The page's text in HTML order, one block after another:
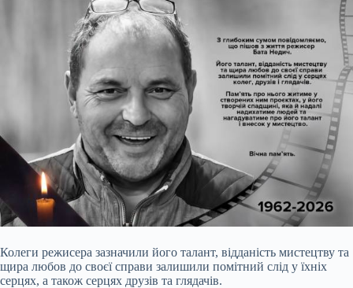
Колеги режисера зазначили його талант, відданість мистецтву та
щира любов до своєї справи залишили помітний слід у їхніх
серцях, а також серцях друзів та глядачів.